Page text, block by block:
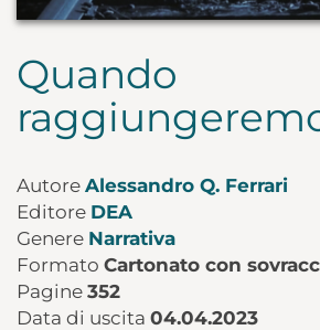
Quando
Autore Alessandro Q. Ferrari
Editore DEA
Genere Narrativa
Formato Cartonato con
Pagine 352
Data di uscita 04.04.2023